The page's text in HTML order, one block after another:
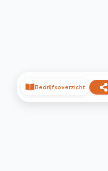
Bedrijfsoverzicht